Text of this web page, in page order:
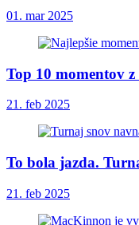
01. mar 2025
Top 10 momentov
21. feb 2025
To bola jazda.
21. feb 2025